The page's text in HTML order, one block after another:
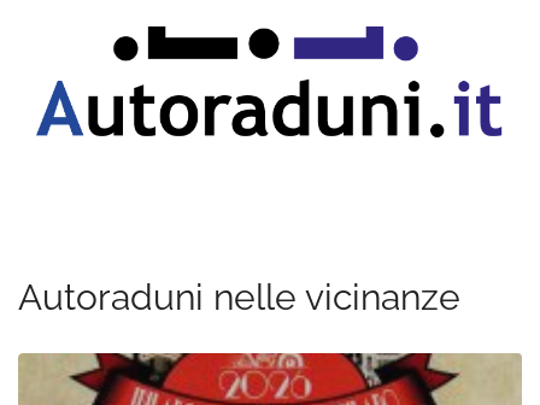
Autoraduni nelle vicinanze